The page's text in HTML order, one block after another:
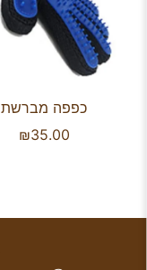
כפפה מברשת
₪35.00